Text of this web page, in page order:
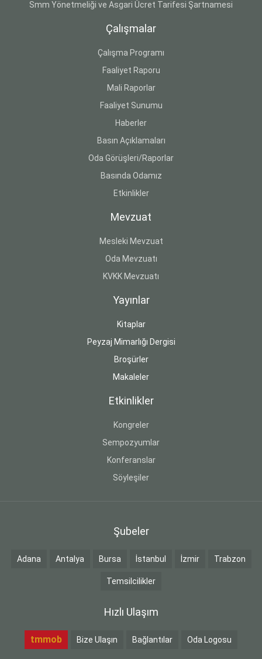
Smm Yönetmeliği ve Asgari Ücret Tarifesi Şartnamesi
Çalışmalar
Çalışma Programı
Faaliyet Raporu
Mali Raporlar
Faaliyet Sunumu
Haberler
Basın Açıklamaları
Oda Görüşleri/Raporlar
Basında Odamız
Etkinlikler
Mevzuat
Mesleki Mevzuat
Oda Mevzuatı
KVKK Mevzuatı
Yayınlar
Kitaplar
Peyzaj Mimarlığı Dergisi
Broşürler
Makaleler
Etkinlikler
Kongreler
Sempozyumlar
Konferanslar
Söyleşiler
Şubeler
Adana Antalya Bursa İstanbul İzmir Trabzon
Temsilcilikler
Hızlı Ulaşım
tmmob Bize Ulaşın Bağlantılar Oda Logosu